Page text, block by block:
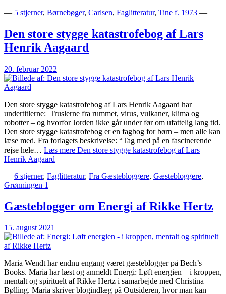
— 5 stjerner, Børnebøger, Carlsen, Faglitteratur, Tine f. 1973 —
Den store stygge katastrofebog af Lars
Henrik Aagaard
20. februar 2022
Den store stygge katastrofebog af Lars Henrik Aagaard har
undertitlerne: Truslerne fra rummet, virus, vulkaner, klima og
robotter – og hvorfor Jorden ikke går under før om ufattelig lang tid.
Den store stygge katastrofebog er en fagbog for børn – men alle kan
læse med. Fra forlagets beskrivelse: “Tag med på en fascinerende
rejse hele… Læs mere Den store stygge katastrofebog af Lars
Henrik Aagaard
— 6 stjerner, Faglitteratur, Fra Gæstebloggere, Gæstebloggere,
Grønningen 1 —
Gæsteblogger om Energi af Rikke Hertz
15. august 2021
Maria Wendt har endnu engang været gæsteblogger på Bech’s
Books. Maria har læst og anmeldt Energi: Løft energien – i kroppen,
mentalt og spirituelt af Rikke Hertz i samarbejde med Christina
Bølling. Maria skriver blogindlæg på Outsideren, hvor man kan